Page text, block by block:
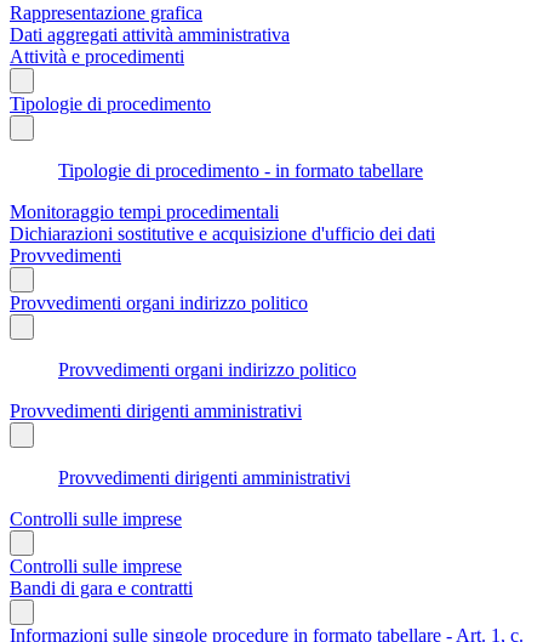
Rappresentazione grafica
Dati aggregati attività amministrativa
Attività e procedimenti
Tipologie di procedimento
Tipologie di procedimento - in formato tabellare
Monitoraggio tempi procedimentali
Dichiarazioni sostitutive e acquisizione d'ufficio dei dati
Provvedimenti
Provvedimenti organi indirizzo politico
Provvedimenti organi indirizzo politico
Provvedimenti dirigenti amministrativi
Provvedimenti dirigenti amministrativi
Controlli sulle imprese
Controlli sulle imprese
Bandi di gara e contratti
Informazioni sulle singole procedure in formato tabellare - Art. 1, c.